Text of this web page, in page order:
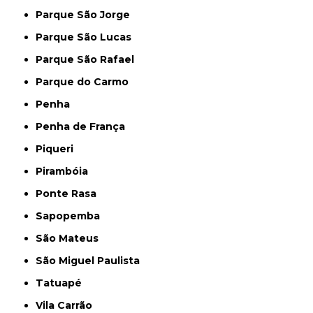
Parque São Jorge
Parque São Lucas
Parque São Rafael
Parque do Carmo
Penha
Penha de França
Piqueri
Pirambóia
Ponte Rasa
Sapopemba
São Mateus
São Miguel Paulista
Tatuapé
Vila Carrão